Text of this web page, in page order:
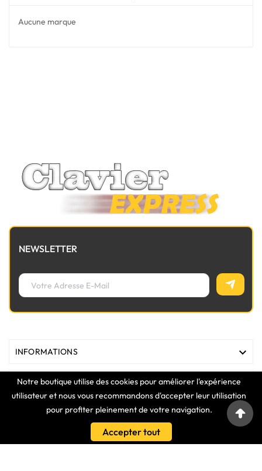
Notre boutique utilise des cookies pour améliorer l'expérience
utilisateur et nous vous recommandons d'accepter leur utilisation
pour profiter pleinement de votre navigation.
Accepter tout
Aucune marque
NEWSLETTER
INFORMATIONS 
MAGASIN 

VOTRE COMPTE 